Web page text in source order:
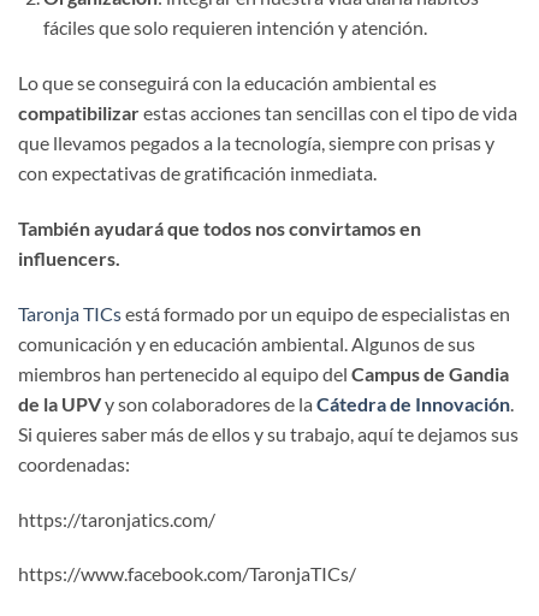
fáciles que solo requieren intención y atención.
Lo que se conseguirá con la educación ambiental es
compatibilizarestas acciones tan sencillas con el tipo de vida
que llevamos pegados a la tecnología, siempre con prisas y
con expectativas de gratificación inmediata.
También ayudará que todos nos convirtamos en
influencers.
Taronja TICsestá formado por un equipo de especialistas en
comunicación y en educación ambiental. Algunos de sus
miembros han pertenecido al equipo del Campus de Gandia
de la UPVy son colaboradores de la Cátedra de Innovación.
Si quieres saber más de ellos y su trabajo, aquí te dejamos sus
coordenadas:
https://taronjatics.com/
https://www.facebook.com/TaronjaTICs/